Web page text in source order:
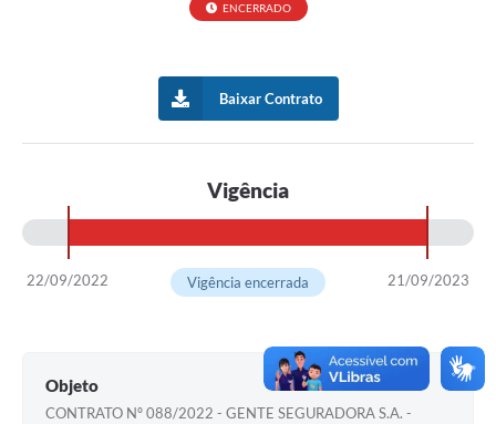
Audiências Públicas
Ouvidoria
Editais
ENCERRADO
Baixar Contrato
Vigência
22/09/2022 21/09/2023
Vigência encerrada
Objeto
CONTRATO Nº 088/2022 - GENTE SEGURADORA S.A. -